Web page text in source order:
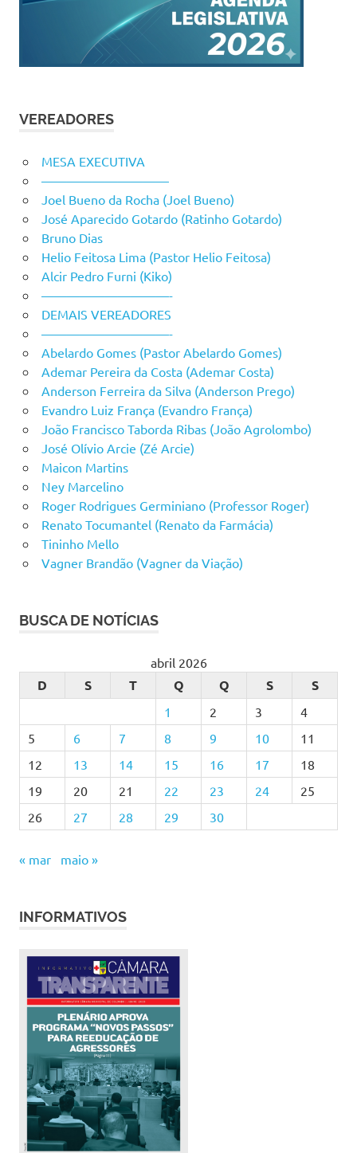
VEREADORES
MESA EXECUTIVA
——————————
Joel Bueno da Rocha (Joel Bueno)
José Aparecido Gotardo (Ratinho Gotardo)
Bruno Dias
Helio Feitosa Lima (Pastor Helio Feitosa)
Alcir Pedro Furni (Kiko)
——————————-
DEMAIS VEREADORES
——————————-
Abelardo Gomes (Pastor Abelardo Gomes)
Ademar Pereira da Costa (Ademar Costa)
Anderson Ferreira da Silva (Anderson Prego)
Evandro Luiz França (Evandro França)
João Francisco Taborda Ribas (João Agrolombo)
José Olívio Arcie (Zé Arcie)
Maicon Martins
Ney Marcelino
Roger Rodrigues Germiniano (Professor Roger)
Renato Tocumantel (Renato da Farmácia)
Tininho Mello
Vagner Brandão (Vagner da Viação)
BUSCA DE NOTÍCIAS
abril 2026
D S T Q Q S S
1 2 3
4
5
6 7 8 9 10
11
12
13 14 15 16 17
18
19
20 21 22 23 24
25
26
27 28 29 30
« mar maio »
INFORMATIVOS